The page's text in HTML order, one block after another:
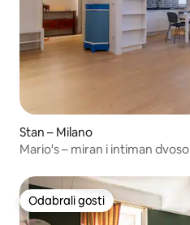
Stan – Milano
Mario's – miran i intiman
Odabrali gosti
Odabrali gosti